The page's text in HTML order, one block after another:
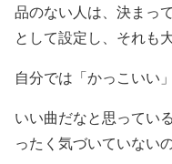
品のない人は、決まっ
として設定し、それも
自分では「かっこいい
いい曲だなと思ってい
ったく気づいていない